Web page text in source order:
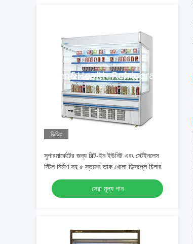
ভিডিও
সুপারমার্কেটের জন্য বিল্ট-ইন ইউনিট এবং স্টেইনলেস
স্টিল নির্মাণ সহ ৫ স্তরের তাক খোলা ডিসপ্লে চিলার
সেরা মূল্য পান